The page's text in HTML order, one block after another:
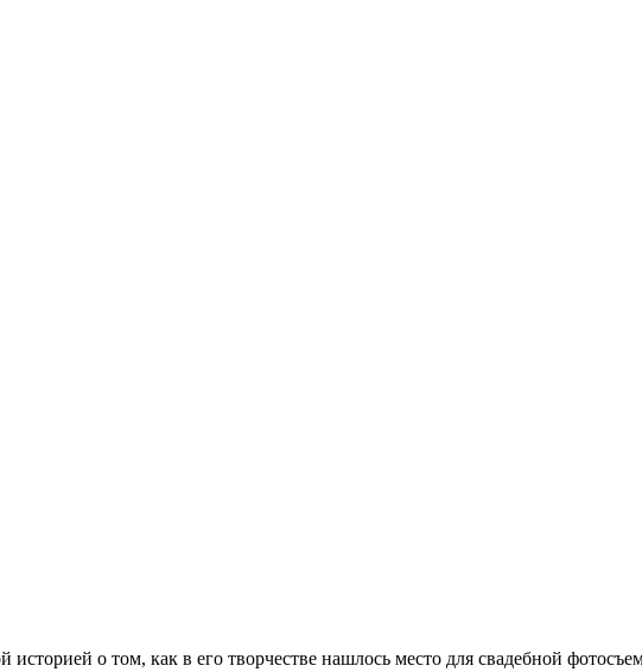
о том, как в его творчестве нашлось место для свадебной